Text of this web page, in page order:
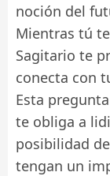
noción del
Mientras tú
Sagitario te
conecta con
Esta
te obliga a
posibilidad
tengan un